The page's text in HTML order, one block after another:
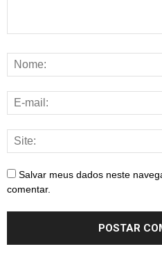
Salvar meus dados neste
comentar.